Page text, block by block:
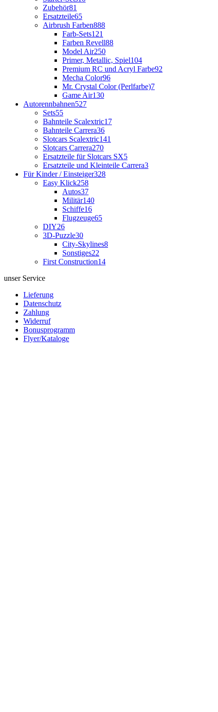
Zubehör81
Ersatzteile65
Airbrush Farben888
Farb-Sets121
Farben Revell88
Model Air250
Primer, Metallic, Spiel104
Premium RC und Acryl Farbe92
Mecha Color96
Mr. Crystal Color (Perlfarbe)7
Game Air130
Autorennbahnen527
Sets55
Bahnteile Scalextric17
Bahnteile Carrera36
Slotcars Scalextric141
Slotcars Carrera270
Ersatzteile für Slotcars SX5
Ersatzteile und Kleinteile Carrera3
Für Kinder / Einsteiger328
Easy Klick258
Autos37
Militär140
Schiffe16
Flugzeuge65
DIY26
3D-Puzzle30
City-Skylines8
Sonstiges22
First Construction14
unser Service
Lieferung
Datenschutz
Zahlung
Widerruf
Bonusprogramm
Flyer/Kataloge